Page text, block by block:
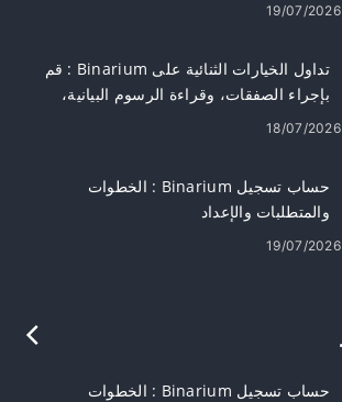
19/07/2026
تداول الخيارات الثنائية على Binarium : قم
بإجراء الصفقات، وقراءة الرسوم البيانية،
وإدارة المخاطر
18/07/2026
حساب تسجيل Binarium : الخطوات
والمتطلبات والإعداد
19/07/2026
حساب تسجيل Binarium : الخطوات